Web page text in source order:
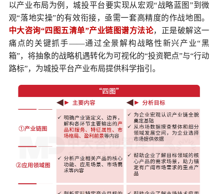
以产业布局为例，城投平台要实现从宏观“战略蓝图”到微
观“落地实操”的有效衔接，亟需一套高精度的作战地图。
中大咨询“四图五清单”产业链图谱方法论，正是破解这一
痛点的关键抓手——通过全景解构战略性新兴产业“黑
箱”，将抽象的战略机遇转化为可视化的“投资靶点”与“行动
路标”，为城投平台产业布局提供科学指引。